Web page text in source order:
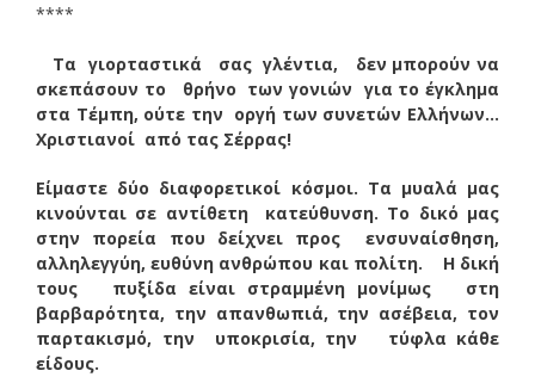
****
Τα γιορταστικά σας γλέντια, δεν μπορούν να
σκεπάσουν το θρήνο των γονιών για το έγκλημα
στα Τέμπη, ούτε την οργή των συνετών Ελλήνων…
Χριστιανοί από τας Σέρρας!
Είμαστε δύο διαφορετικοί κόσμοι. Τα μυαλά μας
κινούνται σε αντίθετη κατεύθυνση. Το δικό μας
στην πορεία που δείχνει προς ενσυναίσθηση,
αλληλεγγύη, ευθύνη ανθρώπου και πολίτη.
Η δική
τους πυξίδα είναι στραμμένη μονίμως στη
βαρβαρότητα, την απανθωπιά, την ασέβεια, τον
παρτακισμό, την υποκρισία, την τύφλα κάθε
είδους.